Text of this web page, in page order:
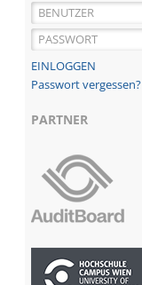
Passwort vergessen?
PARTNER